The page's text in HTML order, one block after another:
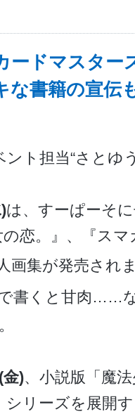
ードマスター
な書籍の宣伝
ト担当“さとゆ
は、すーぱーそ
の恋。』、『ス
画集が発売され
書くと甘肉……
金)、小説版「魔
リーズを展開